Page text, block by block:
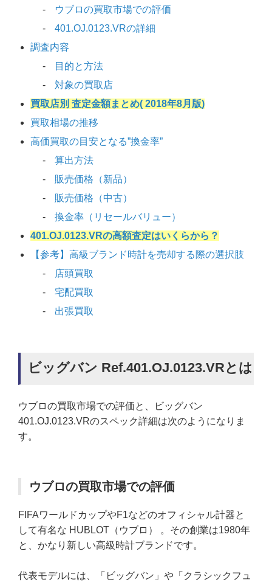
ウブロの買取市場での評価
401.OJ.0123.VRの詳細
調査内容
目的と方法
対象の買取店
買取店別 査定金額まとめ( 2018年8月版)
買取相場の推移
高価買取の目安となる”換金率”
算出方法
販売価格（新品）
販売価格（中古）
換金率（リセールバリュー）
401.OJ.0123.VRの高額査定はいくらから？
【参考】高級ブランド時計を売却する際の選択肢
店頭買取
宅配買取
出張買取
ビッグバン Ref.401.OJ.0123.VRとは
ウブロの買取市場での評価と、ビッグバン
401.OJ.0123.VRのスペック詳細は次のようになりま
す。
ウブロの買取市場での評価
FIFAワールドカップやF1などのオフィシャル計器と
して有名な HUBLOT（ウブロ） 。その創業は1980年
と、かなり新しい高級時計ブランドです。
代表モデルには、「ビッグバン」や「クラシックフュ